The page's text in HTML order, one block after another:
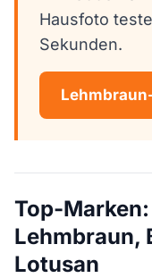
Hausfoto
Sekunden.
Top-
Lehmbraun,
Lotusan